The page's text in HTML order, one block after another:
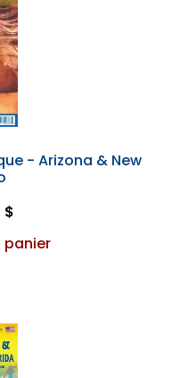
- Arizona & New
$
panier